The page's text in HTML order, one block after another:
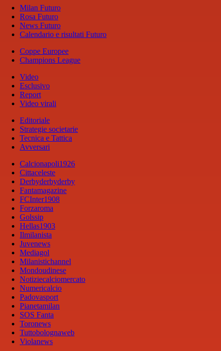
Milan Futuro
Rosa Futuro
News Futuro
Calendario e risultati Futuro
Coppe Europee
Champions League
Video
Esclusivo
Report
Video virali
Editoriale
Strategie societarie
Tecnica e Tattica
Avversari
Calcionapoli1926
Cittaceleste
Derbyderbyderby
Fantamagazine
FCInter1908
Forzaroma
Golssip
Hellas1903
Ilmilanista
Juvenews
Mediagol
Milanistichannel
Mondoudinese
Notiziecalciomercato
Numericalcio
Padovasport
Pianetamilan
SOS Fanta
Toronews
Tuttobolognaweb
Violanews